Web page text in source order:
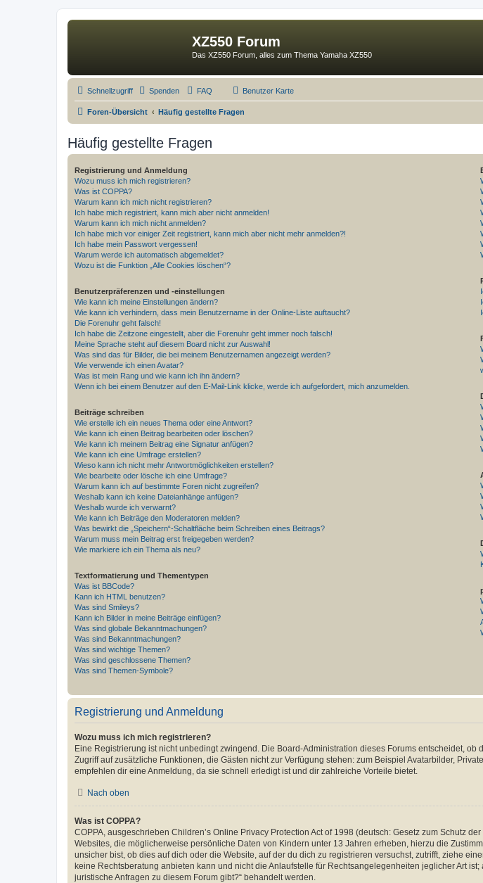
XZ550 Forum
Das XZ550 Forum, alles zum Thema Yamaha XZ550
Schnellzugriff Spenden FAQ Benutzer Karte
Foren-Übersicht Häufig gestellte Fragen
Häufig gestellte Fragen
Registrierung und Anmeldung
Wozu muss ich mich registrieren?
Was ist COPPA?
Warum kann ich mich nicht registrieren?
Ich habe mich registriert, kann mich aber nicht anmelden!
Warum kann ich mich nicht anmelden?
Ich habe mich vor einiger Zeit registriert, kann mich aber nicht mehr anmelden?!
Ich habe mein Passwort vergessen!
Warum werde ich automatisch abgemeldet?
Wozu ist die Funktion „Alle Cookies löschen“?
Benutzerpräferenzen und -einstellungen
Wie kann ich meine Einstellungen ändern?
Wie kann ich verhindern, dass mein Benutzername in der Online-Liste auftaucht?
Die Forenuhr geht falsch!
Ich habe die Zeitzone eingestellt, aber die Forenuhr geht immer noch falsch!
Meine Sprache steht auf diesem Board nicht zur Auswahl!
Was sind das für Bilder, die bei meinem Benutzernamen angezeigt werden?
Wie verwende ich einen Avatar?
Was ist mein Rang und wie kann ich ihn ändern?
Wenn ich bei einem Benutzer auf den E-Mail-Link klicke, werde ich aufgefordert, mich anzumelden.
Beiträge schreiben
Wie erstelle ich ein neues Thema oder eine Antwort?
Wie kann ich einen Beitrag bearbeiten oder löschen?
Wie kann ich meinem Beitrag eine Signatur anfügen?
Wie kann ich eine Umfrage erstellen?
Wieso kann ich nicht mehr Antwortmöglichkeiten erstellen?
Wie bearbeite oder lösche ich eine Umfrage?
Warum kann ich auf bestimmte Foren nicht zugreifen?
Weshalb kann ich keine Dateianhänge anfügen?
Weshalb wurde ich verwarnt?
Wie kann ich Beiträge den Moderatoren melden?
Was bewirkt die „Speichern“-Schaltfläche beim Schreiben eines Beitrags?
Warum muss mein Beitrag erst freigegeben werden?
Wie markiere ich ein Thema als neu?
Textformatierung und Thementypen
Was ist BBCode?
Kann ich HTML benutzen?
Was sind Smileys?
Kann ich Bilder in meine Beiträge einfügen?
Was sind globale Bekanntmachungen?
Was sind Bekanntmachungen?
Was sind wichtige Themen?
Was sind geschlossene Themen?
Was sind Themen-Symbole?
Registrierung und Anmeldung
Wozu muss ich mich registrieren?
Eine Registrierung ist nicht unbedingt zwingend. Die Board-Administration dieses Forums entscheidet,
Zugriff auf zusätzliche Funktionen, die Gästen nicht zur Verfügung stehen: zum Beispiel Avatarbilder,
empfehlen dir eine Anmeldung, da sie schnell erledigt ist und dir zahlreiche Vorteile bietet.
Nach oben
Was ist COPPA?
COPPA, ausgeschrieben Children’s Online Privacy Protection Act of 1998 (deutsch: Gesetz zum Schutz
Websites, die möglicherweise persönliche Daten von Kindern unter 13 Jahren erheben, hierzu die
unsicher bist, ob dies auf dich oder die Website, auf der du dich zu registrieren versuchst, zutrifft, ziehe
keine Rechtsberatung anbieten kann und nicht die Anlaufstelle für Rechtsangelegenheiten jeglicher Art
juristische Anfragen zu diesem Forum gibt?“ behandelt werden.